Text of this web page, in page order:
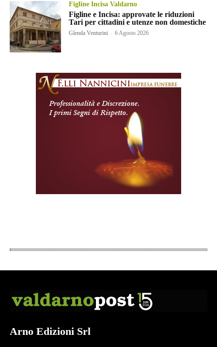
Figline Incisa Valdarno
Figline e Incisa: approvate le riduzioni
Tari per cittadini e utenze non domestiche
Glenda Venturini - 6 Agosto 2026
Arno Edizioni Srl